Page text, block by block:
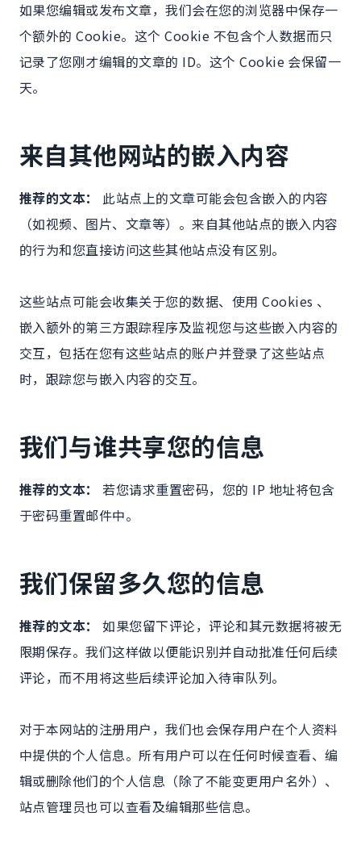
如果您编辑或发布文章，我们会在您的浏览器中保存一
个额外的 Cookie。这个 Cookie 不包含个人数据而只
记录了您刚才编辑的文章的 ID。这个 Cookie 会保留一
天。
来自其他网站的嵌入内容
推荐的文本： 此站点上的文章可能会包含嵌入的内容
（如视频、图片、文章等）。来自其他站点的嵌入内容
的行为和您直接访问这些其他站点没有区别。
这些站点可能会收集关于您的数据、使用 Cookies 、
嵌入额外的第三方跟踪程序及监视您与这些嵌入内容的
交互，包括在您有这些站点的账户并登录了这些站点
时，跟踪您与嵌入内容的交互。
我们与谁共享您的信息
推荐的文本：若您请求重置密码，您的 IP 地址将包含
于密码重置邮件中。
我们保留多久您的信息
推荐的文本：如果您留下评论，评论和其元数据将被无
限期保存。我们这样做以便能识别并自动批准任何后续
评论，而不用将这些后续评论加入待审队列。
对于本网站的注册用户，我们也会保存用户在个人资料
中提供的个人信息。所有用户可以在任何时候查看、编
辑或删除他们的个人信息（除了不能变更用户名外）、
站点管理员也可以查看及编辑那些信息。